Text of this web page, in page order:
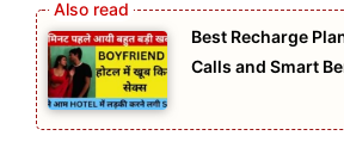
Best Recharge
Calls and Smart